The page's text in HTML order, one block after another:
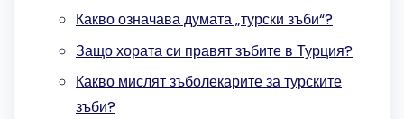
Какво означава думата „турски зъби“?
Защо хората си правят зъбите в Турция?
Какво мислят зъболекарите за турските
зъби?